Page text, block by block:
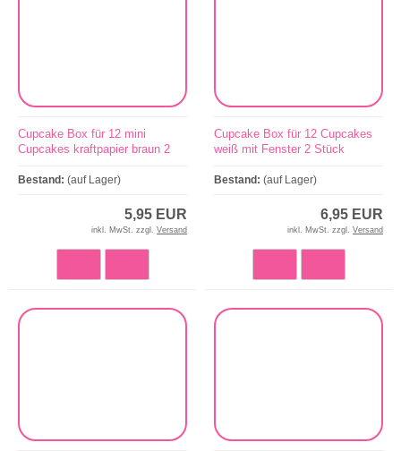
Cupcake Box für 12 mini
Cupcakes kraftpapier braun 2
Bestand: (auf Lager)
5,95 EUR
inkl. MwSt. zzgl. Versand
Cupcake Box für 12 Cupcakes
weiß mit Fenster 2 Stück
Bestand: (auf Lager)
6,95 EUR
inkl. MwSt. zzgl. Versand